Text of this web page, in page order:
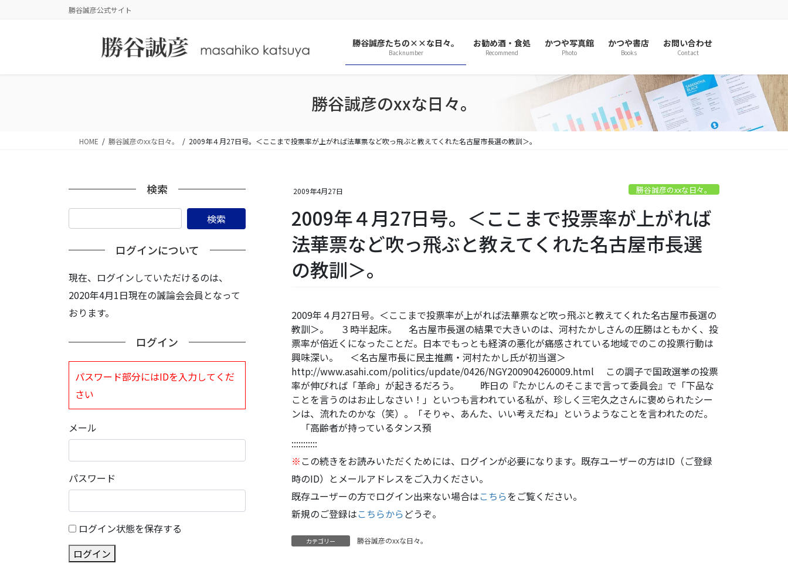
勝谷誠彦公式サイト
勝谷誠彦たちの××な日々。
Backnumber
お勧め酒・食処
Recommend
かつや写真館
Photo
かつや書店
Books
お問い合わせ
Contact
勝谷誠彦のxxな日々。
HOME 勝谷誠彦のxxな日々。 2009年４月27日号。＜ここまで投票率が上がれば法華票など吹っ飛ぶと教えてくれた名古屋市長選の教訓＞。
2009年4月27日 勝谷誠彦のxxな日々。
2009年４月27日号。＜ここまで投票率が上がれば
法華票など吹っ飛ぶと教えてくれた名古屋市長選
の教訓＞。
2009年４月27日号。＜ここまで投票率が上がれば法華票など吹っ飛ぶと教えてくれた名古屋市長選の
教訓＞。 ３時半起床。 名古屋市長選の結果で大きいのは、河村たかしさんの圧勝はともかく、投
票率が倍近くになったことだ。日本でもっとも経済の悪化が痛感されている地域でのこの投票行動は
興味深い。 ＜名古屋市長に民主推薦・河村たかし氏が初当選＞
http://www.asahi.com/politics/update/0426/NGY200904260009.html この調子で国政選挙の投票
率が伸びれば「革命」が起きるだろう。 昨日の『たかじんのそこまで言って委員会』で「下品な
ことを言うのはお止しなさい！」といつも言われている私が、珍しく三宅久之さんに褒められたシー
ンは、流れたのかな（笑）。「そりゃ、あんた、いい考えだね」というようなことを言われたのだ。
「高齢者が持っているタンス預
:::::::::::
※ この続きをお読みいただくためには、ログインが必要になります。既存ユーザーの方はID（ご登録
時のID）とメールアドレスをご入力ください。
既存ユーザーの方でログイン出来ない場合はこちらをご覧ください。
新規のご登録はこちらから どうぞ。
カテゴリー 勝谷誠彦のxxな日々。
検索
ログインについて
現在、ログインしていただけるのは、
2020年4月1日現在の誠論会会員となって
おります。
ログイン
パスワード部分にはIDを入力してくだ
さい
メール
パスワード
ログイン状態を保存する
ログイン